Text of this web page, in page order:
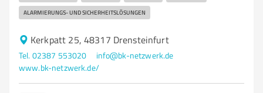
ALARMIERUNGS- UND SICHERHEITSLÖSUNGEN
Kerkpatt 25, 48317 Drensteinfurt
Tel. 02387 553020
info@bk-netzwerk.de
www.bk-netzwerk.de/